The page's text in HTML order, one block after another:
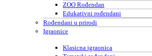
ZOO Rođendan
Edukativni rođendani
Rođendani u prirodi
Igraonice
Klasicna igraonica